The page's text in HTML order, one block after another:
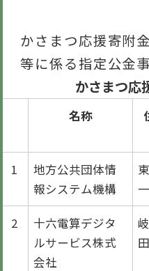
かさまつ応援寄附
等に係る指定公金
かさまつ応
名称
1
地方公共団体情
報システム機構
2
十六電算デジタ
ルサービス株式
会社